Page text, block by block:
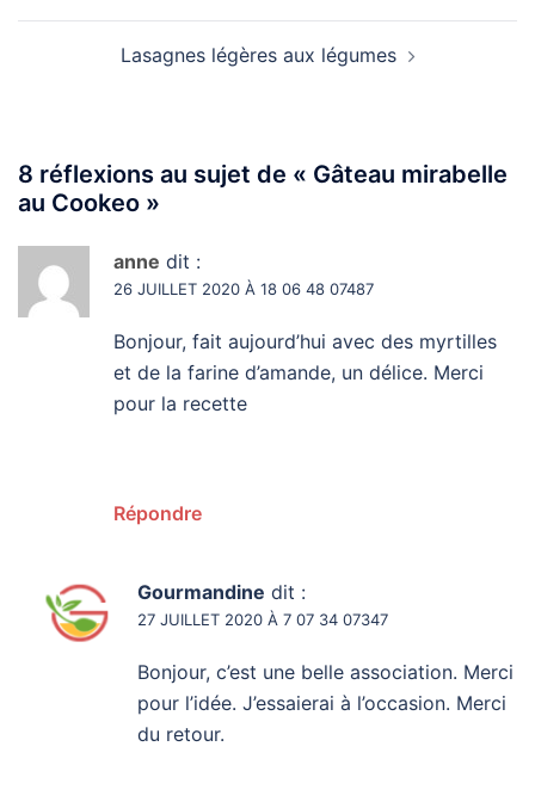
Lasagnes légères aux légumes
8 réflexions au sujet de « Gâteau mirabelle
au Cookeo »
anne dit :
26 JUILLET 2020 À 18 06 48 07487
Bonjour, fait aujourd’hui avec des myrtilles
et de la farine d’amande, un délice. Merci
pour la recette
Répondre
Gourmandine dit :
27 JUILLET 2020 À 7 07 34 07347
Bonjour, c’est une belle association. Merci
pour l’idée. J’essaierai à l’occasion. Merci
du retour.